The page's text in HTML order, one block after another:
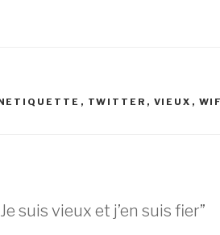
, TWITTER , VIEUX ,
suis vieux et j’en suis fier”